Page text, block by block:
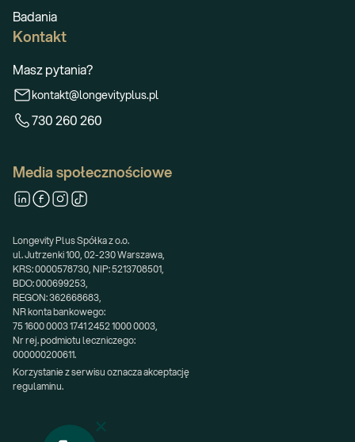
Badania
Kontakt
Masz pytania?
kontakt@longevityplus.pl
730 260 260
Media społecznościowe
Longevity Plus Spółka z o.o.
ul. Jutrzenki 100, 02-230 Warszawa,
KRS: 0000578730, NIP: 5213708501,
BDO: 000699253,
REGON: 362668683,
NR konta bankowego:
75 1600 0003 1741 2452 1000 0003,
Nr rej. podmiotu leczniczego:
000000200611.
Korzystanie z serwisu oznacza akceptację
regulaminu.